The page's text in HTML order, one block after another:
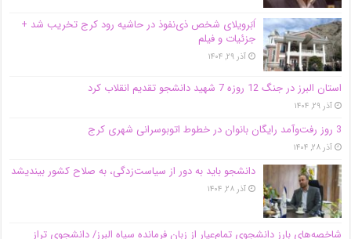
اَبَر‌ویلای شخص ذی‌نفوذ در حاشیه‌ رود کرج تخریب شد +
جزئیات و فیلم
آذر ۲۹, ۱۴۰۴
استان البرز در جنگ 12 روزه 7 شهید دانشجو تقدیم انقلاب کرد
آذر ۲۹, ۱۴۰۴
3 روز رفت‌وآمد رایگان بانوان در خطوط اتوبوسرانی شهری کرج
آذر ۲۸, ۱۴۰۴
دانشجو باید به دور از سیاست‌زدگی، به صلاح کشور بیندیشد
آذر ۲۸, ۱۴۰۴
شاخصه‌های بارز دانشجوی تمام‌عیار از زبان فرمانده سپاه البرز/ دانشجوی تراز